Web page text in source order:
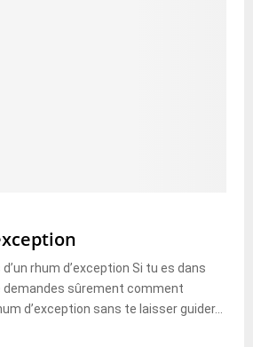
rhum d’exception Si tu es dans
sûrement comment
d’exception sans te laisser guider...